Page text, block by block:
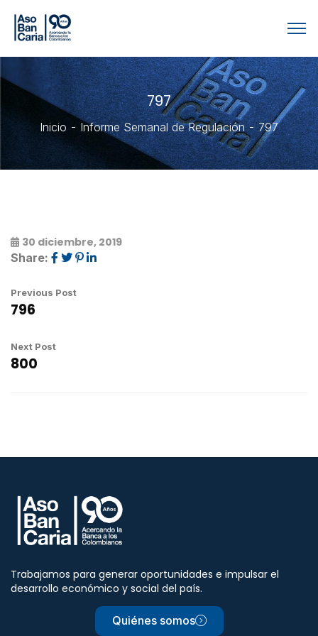
797
Inicio Informe Semanal de Regulación 797
30 diciembre, 2019
Share:
Previous Post
796
Next Post
800
Trabajamos para generar oportunidades e impulsar el
desarrollo económico y social del país.
Quiénes somos